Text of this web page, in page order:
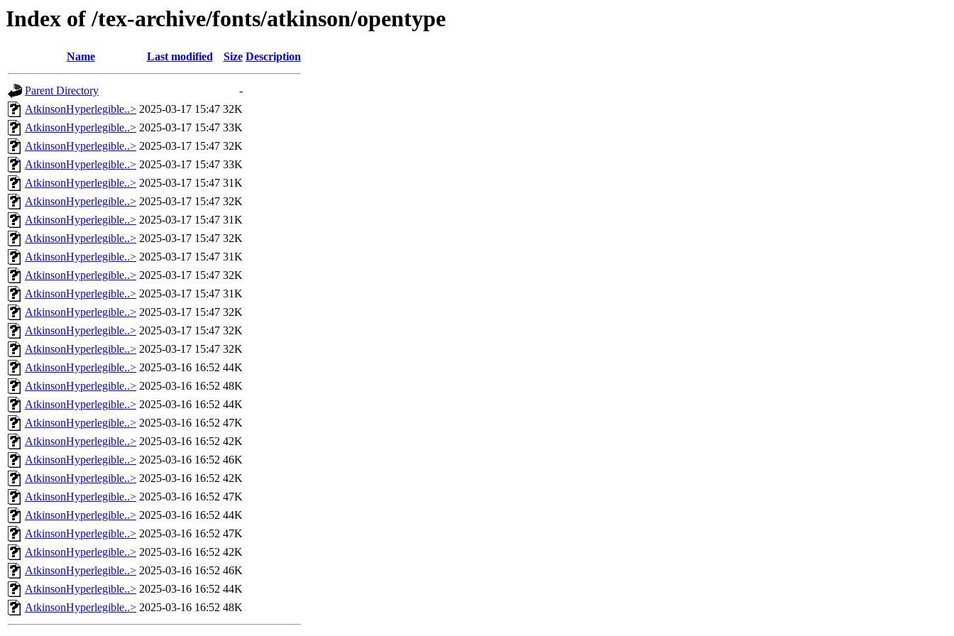
Index of /tex-archive/fonts/atkinson/opentype
Name Last modified Size Description
Parent Directory
-
AtkinsonHyperlegible..> 2025-03-17 15:47 32K
AtkinsonHyperlegible..> 2025-03-17 15:47 33K
AtkinsonHyperlegible..> 2025-03-17 15:47 32K
AtkinsonHyperlegible..> 2025-03-17 15:47 33K
AtkinsonHyperlegible..> 2025-03-17 15:47 31K
AtkinsonHyperlegible..> 2025-03-17 15:47 32K
AtkinsonHyperlegible..> 2025-03-17 15:47 31K
AtkinsonHyperlegible..> 2025-03-17 15:47 32K
AtkinsonHyperlegible..> 2025-03-17 15:47 31K
AtkinsonHyperlegible..> 2025-03-17 15:47 32K
AtkinsonHyperlegible..> 2025-03-17 15:47 31K
AtkinsonHyperlegible..> 2025-03-17 15:47 32K
AtkinsonHyperlegible..> 2025-03-17 15:47 32K
AtkinsonHyperlegible..> 2025-03-17 15:47 32K
AtkinsonHyperlegible..> 2025-03-16 16:52 44K
AtkinsonHyperlegible..> 2025-03-16 16:52 48K
AtkinsonHyperlegible..> 2025-03-16 16:52 44K
AtkinsonHyperlegible..> 2025-03-16 16:52 47K
AtkinsonHyperlegible..> 2025-03-16 16:52 42K
AtkinsonHyperlegible..> 2025-03-16 16:52 46K
AtkinsonHyperlegible..> 2025-03-16 16:52 42K
AtkinsonHyperlegible..> 2025-03-16 16:52 47K
AtkinsonHyperlegible..> 2025-03-16 16:52 44K
AtkinsonHyperlegible..> 2025-03-16 16:52 47K
AtkinsonHyperlegible..> 2025-03-16 16:52 42K
AtkinsonHyperlegible..> 2025-03-16 16:52 46K
AtkinsonHyperlegible..> 2025-03-16 16:52 44K
AtkinsonHyperlegible..> 2025-03-16 16:52 48K